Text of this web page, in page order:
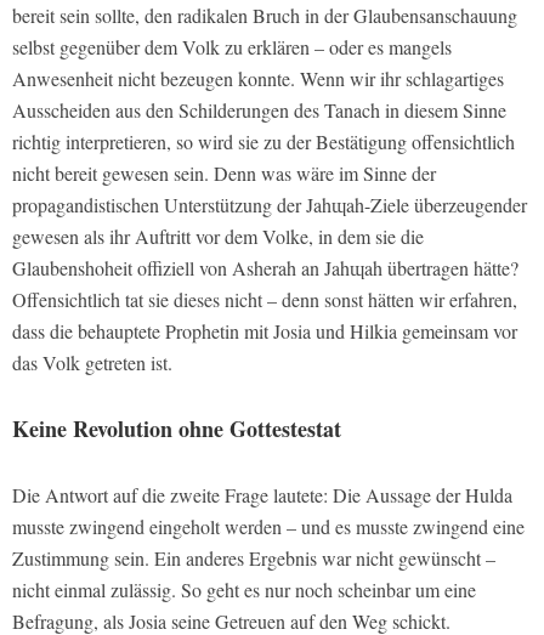
bereit sein sollte, den radikalen Bruch in der Glaubensanschauung
selbst gegenüber dem Volk zu erklären – oder es mangels
Anwesenheit nicht bezeugen konnte. Wenn wir ihr schlagartiges
Ausscheiden aus den Schilderungen des Tanach in diesem Sinne
richtig interpretieren, so wird sie zu der Bestätigung offensichtlich
nicht bereit gewesen sein. Denn was wäre im Sinne der
propagandistischen Unterstützung der Jahɰah-Ziele überzeugender
gewesen als ihr Auftritt vor dem Volke, in dem sie die
Glaubenshoheit offiziell von Asherah an Jahɰah übertragen hätte?
Offensichtlich tat sie dieses nicht – denn sonst hätten wir erfahren,
dass die behauptete Prophetin mit Josia und Hilkia gemeinsam vor
das Volk getreten ist.
Keine Revolution ohne Gottestestat
Die Antwort auf die zweite Frage lautete: Die Aussage der Hulda
musste zwingend eingeholt werden – und es musste zwingend eine
Zustimmung sein. Ein anderes Ergebnis war nicht gewünscht –
nicht einmal zulässig. So geht es nur noch scheinbar um eine
Befragung, als Josia seine Getreuen auf den Weg schickt.